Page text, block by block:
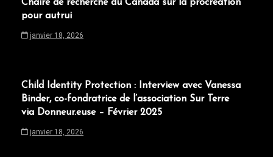
Chaire de recherche du Canada sur la procréation
pour autrui
janvier 18, 2026
Child Identity Protection : Interview avec Vanessa
Binder, co-fondratrice de l’association Sur Terre
via Donneur.euse – Février 2025
janvier 18, 2026